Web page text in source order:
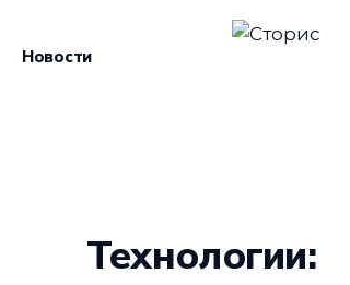
Новости
Технологии: